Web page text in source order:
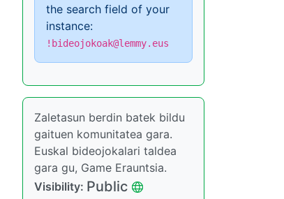
the search field of your
instance:
!bideojokoak@lemmy.eus
Zaletasun berdin batek bildu
gaituen komunitatea gara.
Euskal bideojokalari taldea
gara gu, Game Erauntsia.
Visibility: Public